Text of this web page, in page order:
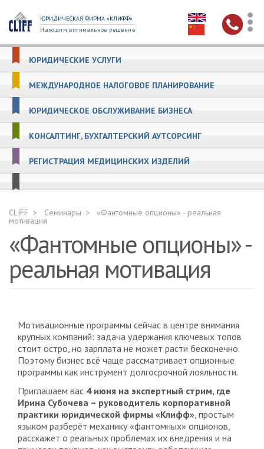
ЮРИДИЧЕСКАЯ ФИРМА «КЛИФФ»
Находим оптимальное решение
ЮРИДИЧЕСКИЕ УСЛУГИ
МЕЖДУНАРОДНОЕ НАЛОГОВОЕ ПЛАНИРОВАНИЕ
ЮРИДИЧЕСКОЕ ОБСЛУЖИВАНИЕ БИЗНЕСА
КОНСАЛТИНГ, БУХГАЛТЕРСКИЙ АУТСОРСИНГ
РЕГИСТРАЦИЯ МЕДИЦИНСКИХ ИЗДЕЛИЙ
CLIFF Семинары «Фантомные опционы» - реальная
мотивация
«Фантомные опционы» -
реальная мотивация
Мотивационные программы сейчас в центре внимания
крупных компаний: задача удержания ключевых топов
стоит остро, но зарплата не может расти бесконечно.
Поэтому бизнес всё чаще рассматривает опционные
программы как инструмент долгосрочной лояльности.
Приглашаем вас 4 июня на экспертный стрим, где
Ирина Субочева – руководитель корпоративной
практики юридической фирмы «Клифф», простым
языком разберёт механику «фантомных» опционов,
расскажет о реальных проблемах их внедрения и на